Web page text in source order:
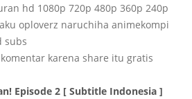
hd 1080p 720p 480p 360p 240p
oploverz naruchiha animekompi
subs
karena share itu gratis
Episode 2 [ Subtitle Indonesia ]